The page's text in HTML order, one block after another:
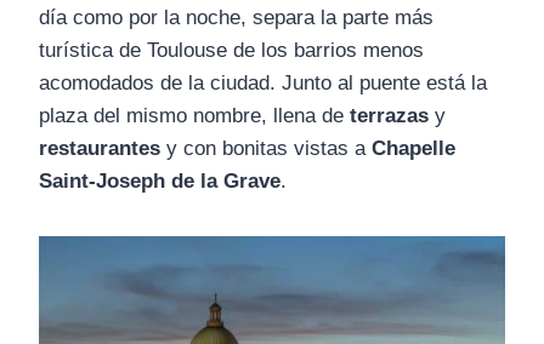
día como por la noche, separa la parte más
turística de Toulouse de los barrios menos
acomodados de la ciudad. Junto al puente está la
plaza del mismo nombre, llena de terrazas y
restaurantes y con bonitas vistas a Chapelle
Saint-Joseph de la Grave.